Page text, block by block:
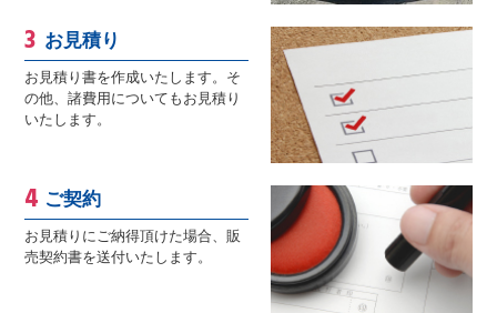
お見積り
お見積り書を作成いたします。そ
の他、諸費用についてもお見積り
いたします。
ご契約
お見積りにご納得頂けた場合、販
売契約書を送付いたします。